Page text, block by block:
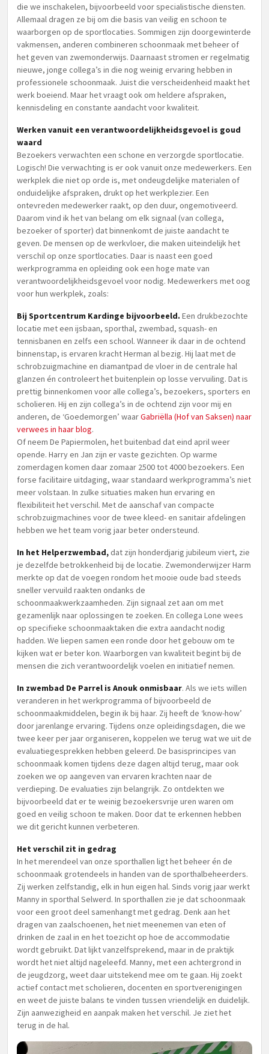
die we inschakelen, bijvoorbeeld voor specialistische diensten.
Allemaal dragen ze bij om die basis van veilig en schoon te
waarborgen op de sportlocaties. Sommigen zijn doorgewinterde
vakmensen, anderen combineren schoonmaak met beheer of
het geven van zwemonderwijs. Daarnaast stromen er regelmatig
nieuwe, jonge collega’s in die nog weinig ervaring hebben in
professionele schoonmaak. Juist die verscheidenheid maakt het
werk boeiend. Maar het vraagt ook om heldere afspraken,
kennisdeling en constante aandacht voor kwaliteit.
Werken vanuit een verantwoordelijkheidsgevoel is goud
waard
Bezoekers verwachten een schone en verzorgde sportlocatie.
Logisch! Die verwachting is er ook vanuit onze medewerkers. Een
werkplek die niet op orde is, met ondeugdelijke materialen of
onduidelijke afspraken, drukt op het werkplezier. Een
ontevreden medewerker raakt, op den duur, ongemotiveerd.
Daarom vind ik het van belang om elk signaal (van collega,
bezoeker of sporter) dat binnenkomt de juiste aandacht te
geven. De mensen op de werkvloer, die maken uiteindelijk het
verschil op onze sportlocaties. Daar is naast een goed
werkprogramma en opleiding ook een hoge mate van
verantwoordelijkheidsgevoel voor nodig. Medewerkers met oog
voor hun werkplek, zoals:
Bij Sportcentrum Kardinge bijvoorbeeld. Een drukbezochte
locatie met een ijsbaan, sporthal, zwembad, squash- en
tennisbanen en zelfs een school. Wanneer ik daar in de ochtend
binnenstap, is ervaren kracht Herman al bezig. Hij laat met de
schrobzuigmachine en diamantpad de vloer in de centrale hal
glanzen én controleert het buitenplein op losse vervuiling. Dat is
prettig binnenkomen voor alle collega’s, bezoekers, sporters en
scholieren. Hij en zijn collega’s in de ochtend zijn voor mij en
anderen, de ‘Goedemorgen’ waarGabriëlla (Hof van Saksen) naar
verwees in haar blog.
Of neem De Papiermolen, het buitenbad dat eind april weer
opende. Harry en Jan zijn er vaste gezichten. Op warme
zomerdagen komen daar zomaar 2500 tot 4000 bezoekers. Een
forse facilitaire uitdaging, waar standaard werkprogramma’s niet
meer volstaan. In zulke situaties maken hun ervaring en
flexibiliteit het verschil. Met de aanschaf van compacte
schrobzuigmachines voor de twee kleed- en sanitair afdelingen
hebben we het team vorig jaar beter ondersteund.
In het Helperzwembad,dat zijn honderdjarig jubileum viert, zie
je dezelfde betrokkenheid bij de locatie. Zwemonderwijzer Harm
merkte op dat de voegen rondom het mooie oude bad steeds
sneller vervuild raakten ondanks de
schoonmaakwerkzaamheden. Zijn signaal zet aan om met
gezamenlijk naar oplossingen te zoeken. En collega Lone wees
op specifieke schoonmaaktaken die extra aandacht nodig
hadden. We liepen samen een ronde door het gebouw om te
kijken wat er beter kon. Waarborgen van kwaliteit begint bij de
mensen die zich verantwoordelijk voelen en initiatief nemen.
In zwembad De Parrel is Anouk onmisbaar. Als we iets willen
veranderen in het werkprogramma of bijvoorbeeld de
schoonmaakmiddelen, begin ik bij haar. Zij heeft de ‘know-how’
door jarenlange ervaring. Tijdens onze opleidingsdagen, die we
twee keer per jaar organiseren, koppelen we terug wat we uit de
evaluatiegesprekken hebben geleerd. De basisprincipes van
schoonmaak komen tijdens deze dagen altijd terug, maar ook
zoeken we op aangeven van ervaren krachten naar de
verdieping. De evaluaties zijn belangrijk. Zo ontdekten we
bijvoorbeeld dat er te weinig bezoekersvrije uren waren om
goed en veilig schoon te maken. Door dat te erkennen hebben
we dit gericht kunnen verbeteren.
Het verschil zit in gedrag
In het merendeel van onze sporthallen ligt het beheer én de
schoonmaak grotendeels in handen van de sporthalbeheerders.
Zij werken zelfstandig, elk in hun eigen hal. Sinds vorig jaar werkt
Manny in sporthal Selwerd. In sporthallen zie je dat schoonmaak
voor een groot deel samenhangt met gedrag. Denk aan het
dragen van zaalschoenen, het niet meenemen van eten of
drinken de zaal in en het toezicht op hoe de accommodatie
wordt gebruikt. Dat lijkt vanzelfsprekend, maar in de praktijk
wordt het niet altijd nageleefd. Manny, met een achtergrond in
de jeugdzorg, weet daar uitstekend mee om te gaan. Hij zoekt
actief contact met scholieren, docenten en sportverenigingen
en weet de juiste balans te vinden tussen vriendelijk en duidelijk.
Zijn aanwezigheid en aanpak maken het verschil. Je ziet het
terug in de hal.